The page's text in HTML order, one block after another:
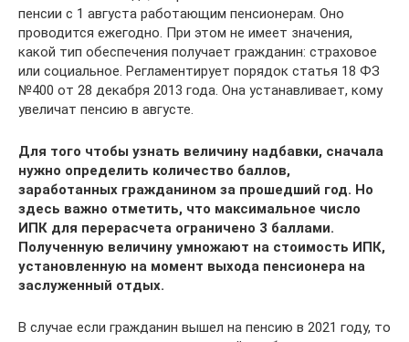
пенсии с 1 августа работающим пенсионерам. Оно
проводится ежегодно. При этом не имеет значения,
какой тип обеспечения получает гражданин: страховое
или социальное. Регламентирует порядок статья 18 ФЗ
№400 от 28 декабря 2013 года. Она устанавливает, кому
увеличат пенсию в августе.
Для того чтобы узнать величину надбавки, сначала
нужно определить количество баллов,
заработанных гражданином за прошедший год. Но
здесь важно отметить, что максимальное число
ИПК для перерасчета ограничено 3 баллами.
Полученную величину умножают на стоимость ИПК,
установленную на момент выхода пенсионера на
заслуженный отдых.
В случае если гражданин вышел на пенсию в 2021 году, то